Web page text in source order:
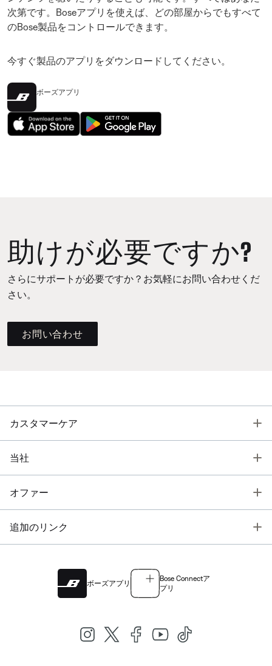
次第です。Boseアプリを使えば、どの部屋からでもすべて
のBose製品をコントロールできます。
今すぐ製品のアプリをダウンロードしてください。
ボーズアプリ
助けが必要ですか?
さらにサポートが必要ですか？お気軽にお問い合わせくだ
さい。
お問い合わせ
カスタマーケア
当社
オファー
追加のリンク
ボーズアプリ
Bose Connectア
プリ